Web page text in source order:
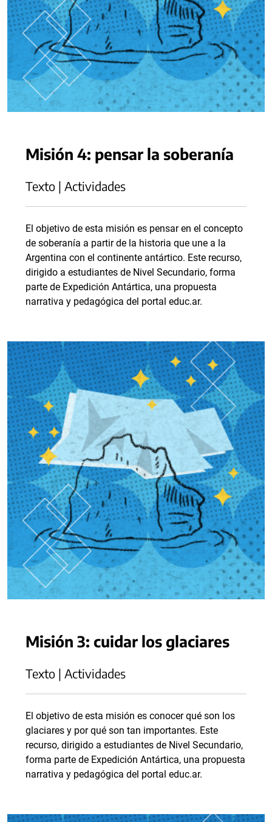
Misión 4: pensar la soberanía
Texto | Actividades
El objetivo de esta misión es pensar en el concepto
de soberanía a partir de la historia que une a la
Argentina con el continente antártico. Este recurso,
dirigido a estudiantes de Nivel Secundario, forma
parte de Expedición Antártica, una propuesta
narrativa y pedagógica del portal educ.ar.
Misión 3: cuidar los glaciares
Texto | Actividades
El objetivo de esta misión es conocer qué son los
glaciares y por qué son tan importantes. Este
recurso, dirigido a estudiantes de Nivel Secundario,
forma parte de Expedición Antártica, una propuesta
narrativa y pedagógica del portal educ.ar.